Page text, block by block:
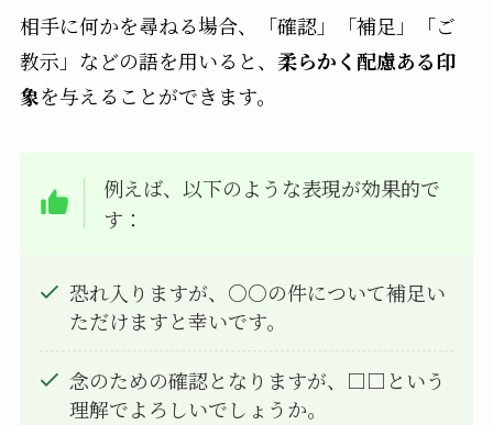
相手に何かを尋ねる場合、「確認」「補足」「ご
教示」などの語を用いると、 柔らかく配慮ある印
象を与えることができます。
例えば、以下のような表現が効果的で
す：
恐れ入りますが、○○の件について補足い
ただけますと幸いです。
念のための確認となりますが、□□という
理解でよろしいでしょうか。